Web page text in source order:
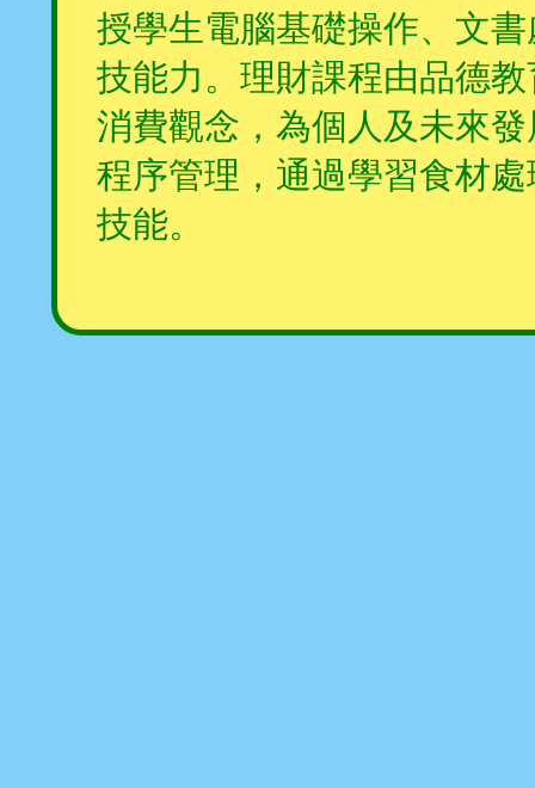
授學生電腦基礎操作、文
技能力。理財課程由品德
消費觀念，為個人及未來
程序管理，通過學習食材
技能。